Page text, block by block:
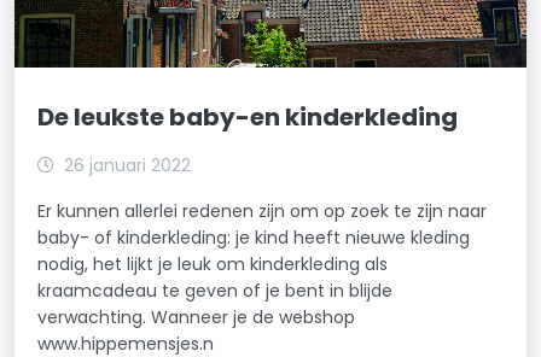
De leukste baby-en kinderkleding
26 januari 2022
Er kunnen allerlei redenen zijn om op zoek te zijn naar
baby- of kinderkleding: je kind heeft nieuwe kleding
nodig, het lijkt je leuk om kinderkleding als
kraamcadeau te geven of je bent in blijde
verwachting. Wanneer je de webshop
www.hippemensjes.n